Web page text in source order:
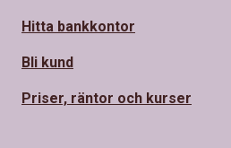
Hitta bankkontor
Bli kund
Priser, räntor och kurser